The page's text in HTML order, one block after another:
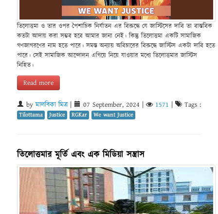
তিলোত্তমা ও তার ওপর পৈশাচিক নির্যাতন এর বিরুদ্ধে যে জাস্টিসের দাবি তা বাস্তবিক
কতটা আদায় করা সম্ভব হবে আমার জানা নেই। কিন্তু তিলোত্তমা একটি সামাজিক
গণজাগরণের নাম হতে পারে। সমস্ত অন্যায় অবিচারের বিরুদ্ধে জাস্টিস একটা দাবি হতে
পারে। সেই সামাজিক আন্দোলন এগিয়ে নিয়ে যাওয়ার মধ্যে তিলোত্তমার জাস্টিস
নিহিত।
Read more
byমালবিকা মিত্র| 07 September, 2024 1571 Tags :
Tilottama Justice RGKar We want Justice
তিলোত্তমার মূর্তি এবং এক মিডিয়া সন্ত্রাস